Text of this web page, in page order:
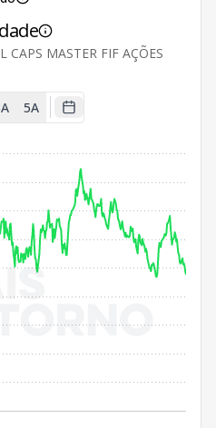
CAPS MASTER FIF AÇÕES
5A